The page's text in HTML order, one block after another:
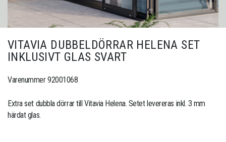
VITAVIA DUBBELDÖRRAR HELENA SET
INKLUSIVT GLAS SVART
Varenummer 92001068
Extra set dubbla dörrar till Vitavia Helena. Setet levereras inkl. 3 mm
härdat glas.